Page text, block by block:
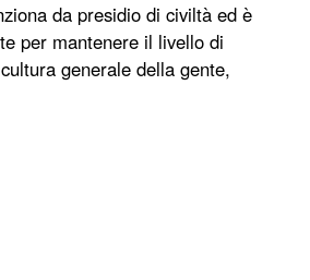
da presidio di civiltà ed è
per mantenere il livello di
generale della gente,